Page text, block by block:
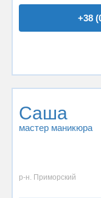
+38
Саша
мастер маникюра
р-н. Приморский